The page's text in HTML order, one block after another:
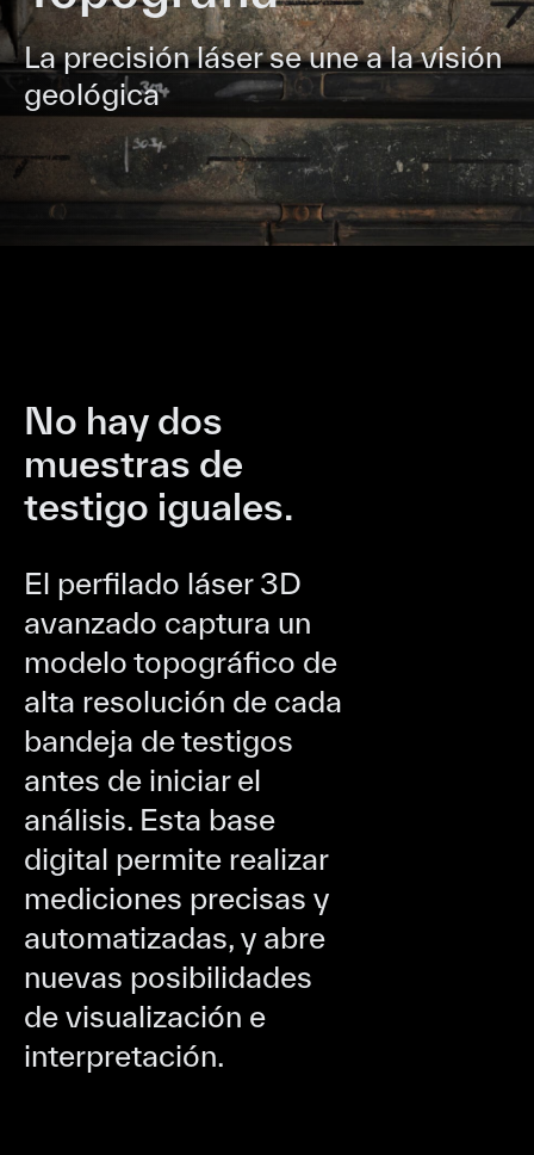
La precisión láser se une a la visión
geológica
No hay dos
muestras de
testigo iguales.
El perfilado láser 3D
avanzado captura un
modelo topográfico de
alta resolución de cada
bandeja de testigos
antes de iniciar el
análisis. Esta base
digital permite realizar
mediciones precisas y
automatizadas, y abre
nuevas posibilidades
de visualización e
interpretación.